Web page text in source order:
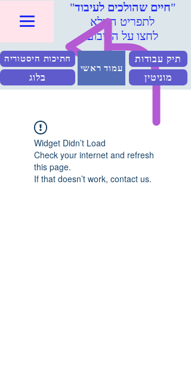
"חיים שהולכים לעיבוד"
לתפריט המלא
לחצו על הריבוע
חתיכות היסטוריה
בלוג
עמוד ראשי
תיק עבודות
מוניטין
Widget Didn’t Load
Check your internet and refresh
this page.
If that doesn’t work, contact us.